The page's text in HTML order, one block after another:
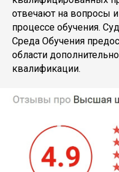
отвечают на вопросы
процессе обучения.
Среда Обучения
области
квалификации.